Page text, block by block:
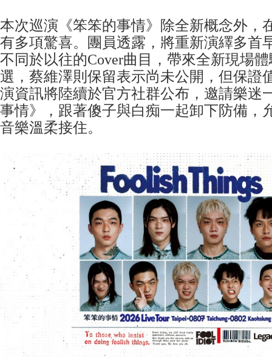
本次巡演《笨笨的事情》除全新概念外，
有多項驚喜。團員透露，將重新演繹多首
不同於以往的Cover曲目，帶來全新現場
選，蔡維澤則保留表示尚未公開，但保證
演資訊將陸續於官方社群公布，邀請樂迷
事情》，跟著傻子與白痴一起卸下防備，
音樂溫柔接住。